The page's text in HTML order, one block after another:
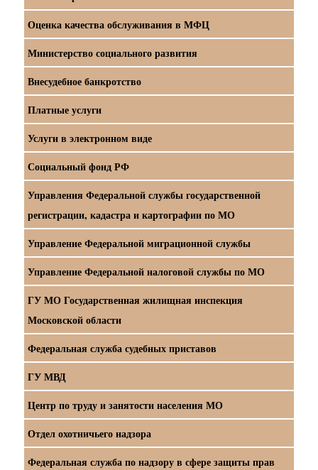
Оценка качества обслуживания в МФЦ
Министерство социального развития
Внесудебное банкротство
Платные услуги
Услуги в электронном виде
Социальный фонд РФ
Управления Федеральной службы государственной
регистрации, кадастра и картографии по МО
Управление Федеральной миграционной службы
Управление Федеральной налоговой службы по МО
ГУ МО Государственная жилищная инспекция
Московской области
Федеральная служба судебных приставов
ГУ МВД
Центр по труду и занятости населения МО
Отдел охотничьего надзора
Федеральная служба по надзору в сфере защиты прав